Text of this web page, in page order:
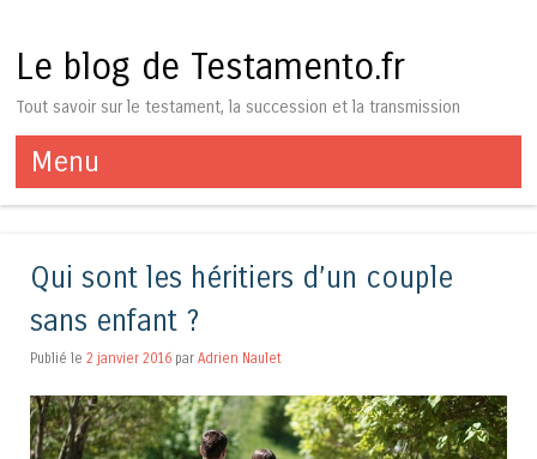
Le blog de Testamento.fr
Tout savoir sur le testament, la succession et la transmission
Menu
Aller au contenu
Qui sont les héritiers d’un couple
sans enfant ?
Publié le 2 janvier 2016 par Adrien Naulet